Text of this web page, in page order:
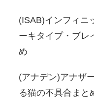
(ISAB)インフィニ
ーキタイプ・ブレ
め
(アナデン)アナザ
る猫の不具合まと